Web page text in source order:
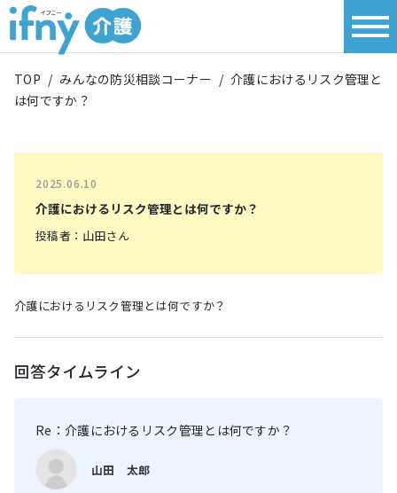
TOP / みんなの防災相談コーナー / 介護におけるリスク管理と
は何ですか？
2025.06.10
介護におけるリスク管理とは何ですか？
投稿者：山田さん
介護におけるリスク管理とは何ですか？
回答タイムライン
Re：介護におけるリスク管理とは何ですか？
山田 太郎